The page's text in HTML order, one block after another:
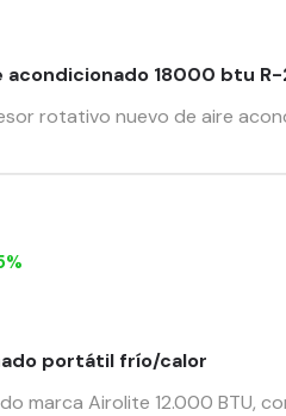
acondicionado 18000 btu R-
rotativo nuevo de aire
portátil frío/calor
marca Airolite 12.000 BTU,